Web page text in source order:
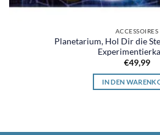
ACCESSOIRES
Planetarium, Hol Dir die
€49,99
IN DEN